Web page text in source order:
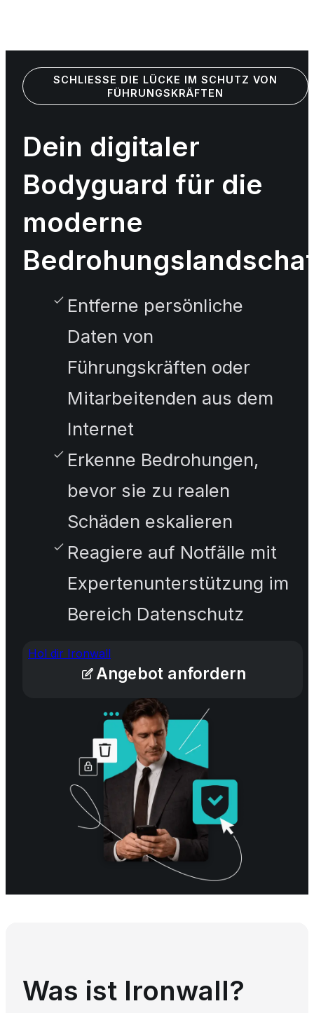
SCHLIESSE DIE LÜCKE IM SCHUTZ VON F
ÜHRUNGSKRÄFTEN
Dein digitaler
Bodyguard für die
moderne
Entferne persönliche
Daten von
Führungskräften oder
Mitarbeitenden aus dem
Internet
Erkenne Bedrohungen,
bevor sie zu realen
Schäden eskalieren
Reagiere auf Notfälle mit
Expertenunterstützung im
Bereich Datenschutz
Hol dir Ironwall
Angebot anfordern
Was ist Ironwall?